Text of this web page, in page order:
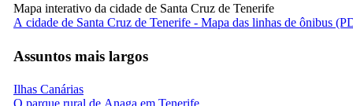
Mapa interativo da cidade de Santa Cruz de Tenerife
A cidade de Santa Cruz de Tenerife - Mapa das linhas de ônibus
Assuntos mais largos
Ilhas Canárias
O parque rural de Anaga em Tenerife